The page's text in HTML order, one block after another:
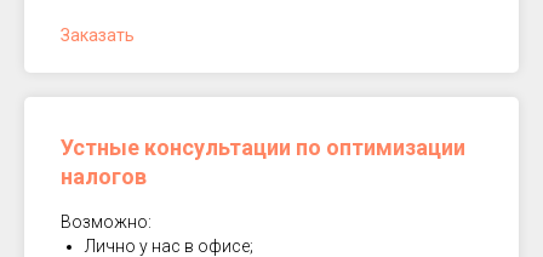
Заказать
Устные консультации по оптимизации
налогов
Возможно:
Лично у нас в офисе;